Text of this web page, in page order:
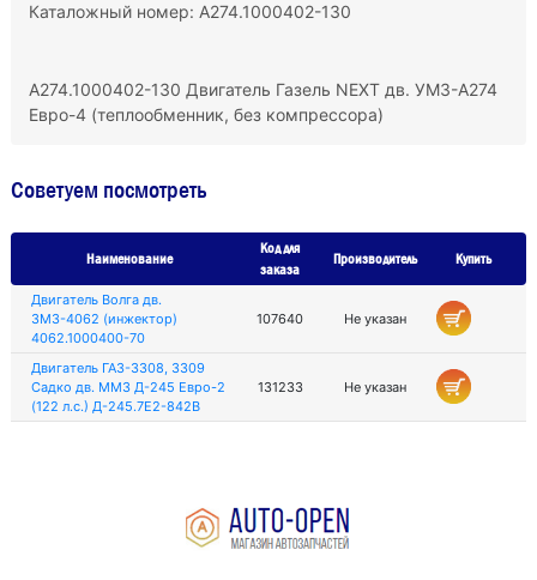
Каталожный номер: A274.1000402-130
A274.1000402-130 Двигатель Газель NEXT дв. УМЗ-А274
Евро-4 (теплообменник, без компрессора)
Советуем посмотреть
Наименование
Код для
заказа
Производитель Купить
Двигатель Волга дв.
ЗМЗ-4062 (инжектор)
4062.1000400-70
107640 Не указан
Двигатель ГАЗ-3308, 3309
Садко дв. ММЗ Д-245 Евро-2
(122 л.с.) Д-245.7Е2-842В
131233 Не указан